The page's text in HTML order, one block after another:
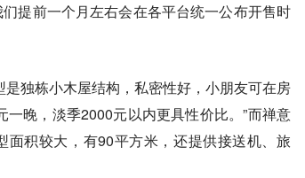
提前一个月左右会在各平台统一公布开售时
独栋小木屋结构，私密性好，小朋友可在房
晚，淡季2000元以内更具性价比。”而禅意
积较大，有90平方米，还提供接送机、旅